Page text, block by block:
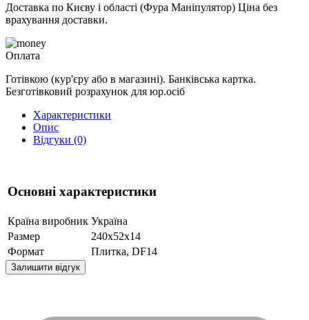
Доставка по Києву і області (Фура Маніпулятор) Ціна без
врахування доставки.
Оплата
Готівкою (кур'єру або в магазині). Банківська картка.
Безготівковий розрахунок для юр.осіб
Характеристики
Опис
Відгуки (0)
Основні характеристики
Країна виробник Україна
Размер
240x52x14
Формат
Плитка, DF14
Залишити відгук